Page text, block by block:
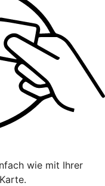
wie mit Ihrer